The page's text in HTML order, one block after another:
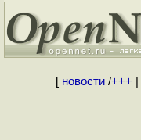
[ новости/+++